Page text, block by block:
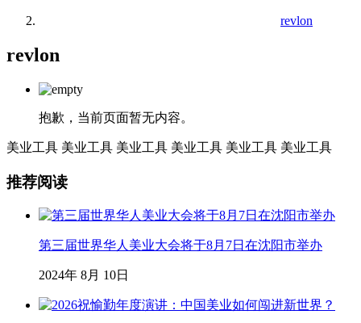
revlon
revlon
抱歉，当前页面暂无内容。
美业工具 美业工具 美业工具 美业工具 美业工具 美业工具
推荐阅读
第三届世界华人美业大会将于8月7日在沈阳市举办
2024年 8月 10日